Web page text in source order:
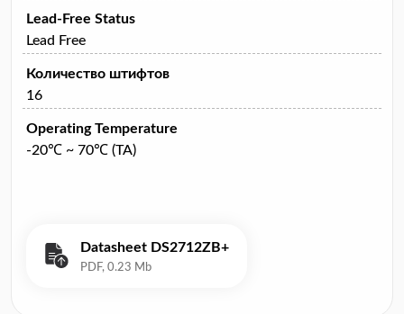
Lead-Free Status
Lead Free
Количество штифтов
16
Operating Temperature
-20℃ ~ 70℃ (TA)
Datasheet DS2712ZB+